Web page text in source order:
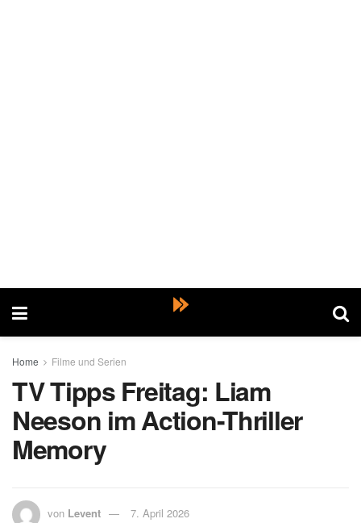
Home Filme und Serien
TV Tipps Freitag: Liam
Neeson im Action-Thriller
Memory
von Levent 7. April 2026